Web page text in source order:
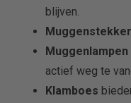
blijven.
Muggenlampen
actief weg te
Klamboes